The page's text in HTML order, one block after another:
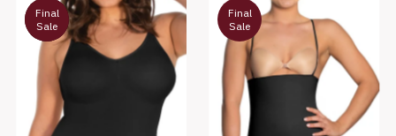
Final
Sale
Final
Sale